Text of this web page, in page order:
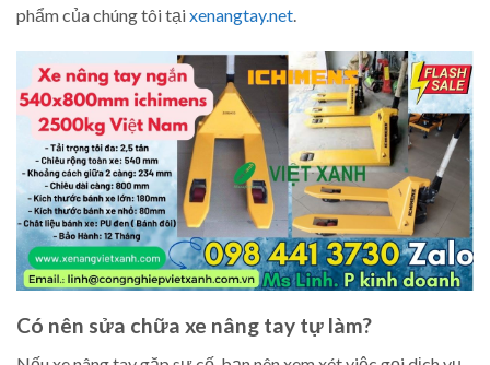
phẩm của chúng tôi tạixenangtay.net.
Có nên sửa chữa xe nâng tay tự làm?